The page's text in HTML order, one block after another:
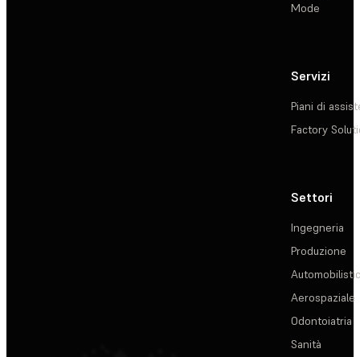
Mode
Servizi
Piani di
Factory
Settori
Ingegneria
Produzione
Aerospaziale
Odontoiatria
Sanità